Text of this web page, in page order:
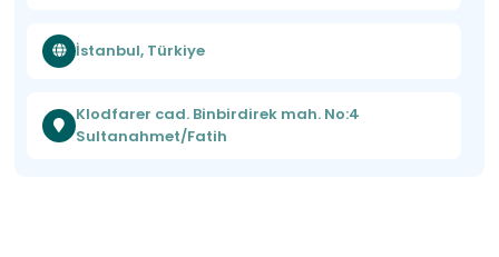
İstanbul, Türkiye
Klodfarer cad. Binbirdirek mah. No:4
Sultanahmet/Fatih